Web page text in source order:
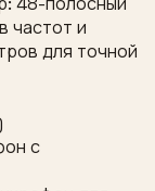
частот и
для точной
с